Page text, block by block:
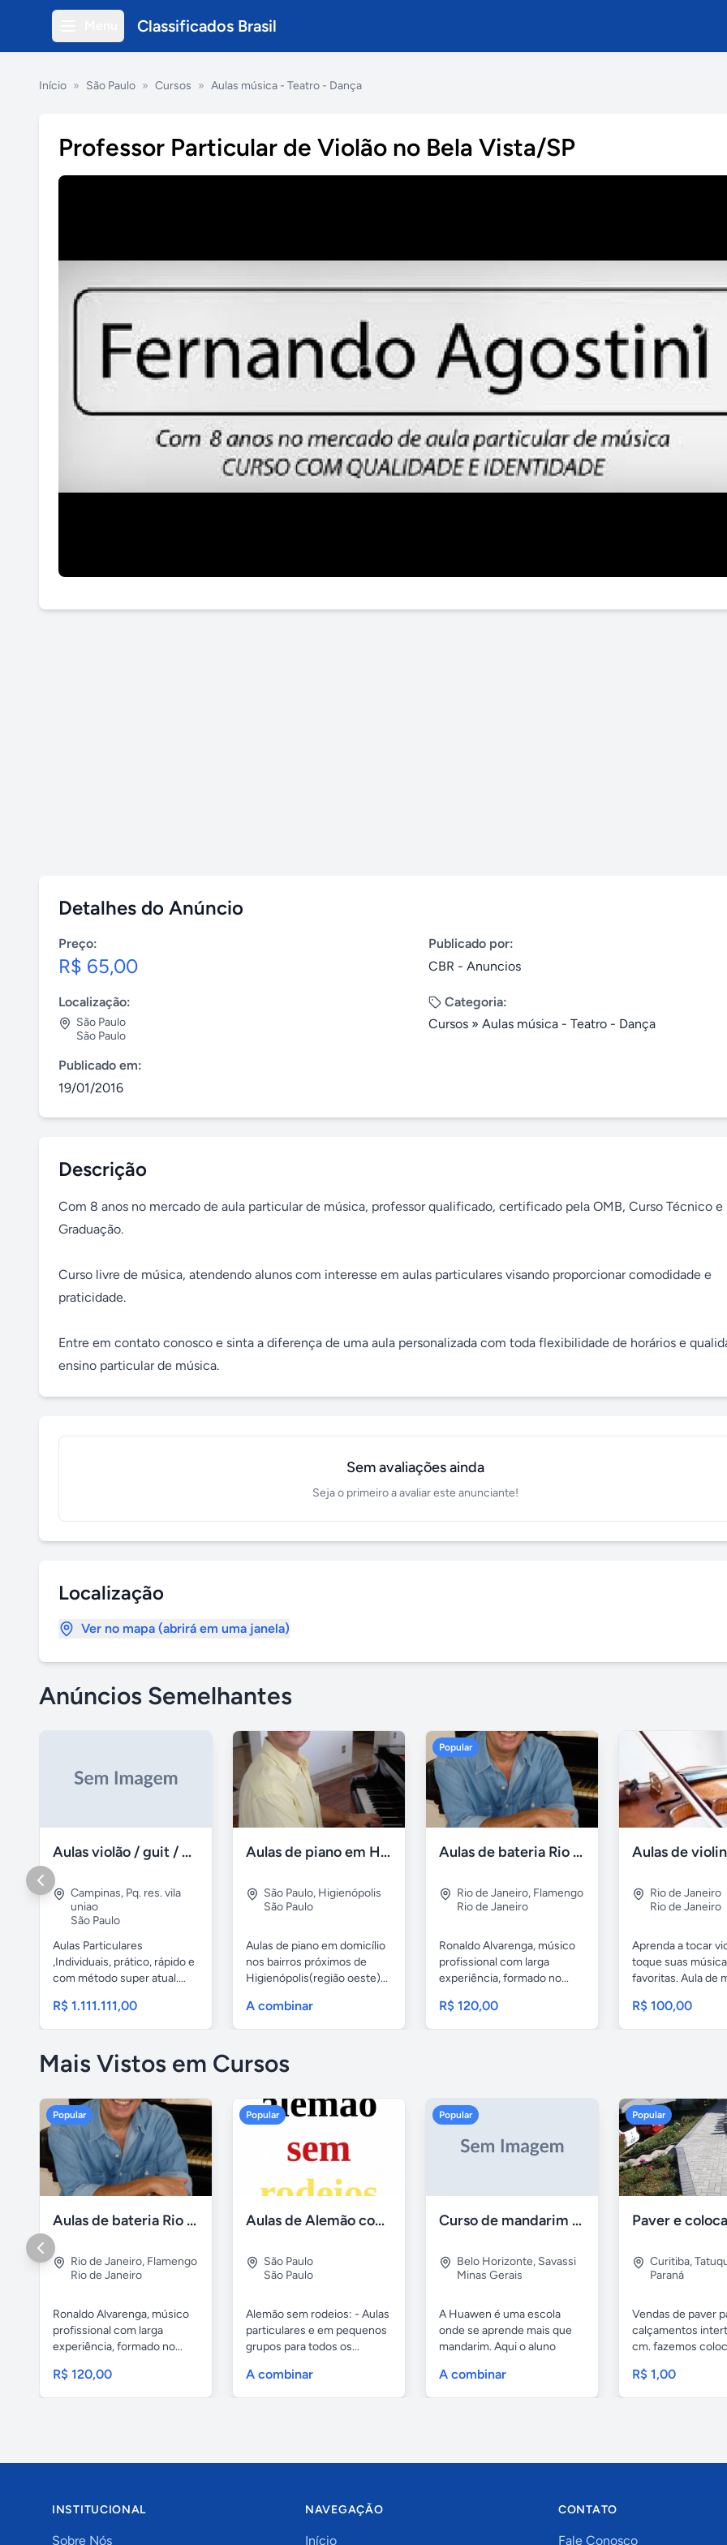
Classificados Brasil
Início » São Paulo » Cursos » Aulas música - Teatro - Dança
Professor Particular de Violão no Bela Vista/SP
Detalhes do Anúncio
Preço:
R$ 65,00
Publicado por:
CBR - Anuncios
Localização:
São Paulo
São Paulo
Categoria:
Cursos » Aulas música - Teatro - Dança
Publicado em:
19/01/2016
Descrição
Com 8 anos no mercado de aula particular de música, professor qualificado, certificado pela OMB, Curso Técnico e
Graduação.
Curso livre de música, atendendo alunos com interesse em aulas particulares visando proporcionar comodidade e
praticidade.
Entre em contato conosco e sinta a diferença de uma aula personalizada com toda flexibilidade de horários e
ensino particular de música.
Sem avaliações ainda
Seja o primeiro a avaliar este anunciante!
Localização
Ver no mapa (abrirá em uma janela)
Anúncios Semelhantes
Aulas violão / guit / particular
Campinas, Pq. res. vila
uniao
São Paulo
Aulas Particulares
,Individuais, prático, rápido e
com método super atual....
R$ 1.111.111,00
Aulas de piano em Higienópolis
São Paulo, Higienópolis
São Paulo
Aulas de piano em domicílio
nos bairros próximos de
Higienópolis(região oeste)...
A combinar
Popular
Aulas de bateria Rio de Janeiro
Rio de Janeiro, Flamengo
Rio de Janeiro
Ronaldo Alvarenga, músico
profissional com larga
experiência, formado no...
R$ 120,00
Rio de Janeiro
Rio de Janeiro
Aprenda a tocar
toque suas
favoritas. Aula de
R$ 100,00
Mais Vistos em Cursos
Popular
Aulas de bateria Rio de Janeiro
Rio de Janeiro, Flamengo
Rio de Janeiro
Ronaldo Alvarenga, músico
profissional com larga
experiência, formado no...
R$ 120,00
Popular
Aulas de Alemão com Professor Nativo
São Paulo
São Paulo
Alemão sem rodeios: - Aulas
particulares e em pequenos
grupos para todos os...
A combinar
Popular
Curso de mandarim em belo horizonte
Belo Horizonte, Savassi
Minas Gerais
A Huawen é uma escola
onde se aprende mais que
mandarim. Aqui o aluno
A combinar
Popular
Curitiba,
Paraná
Vendas de paver
calçamentos
cm. fazemos
R$ 1,00
INSTITUCIONAL
Sobre Nós
NAVEGAÇÃO
Início
CONTATO
Fale Conosco